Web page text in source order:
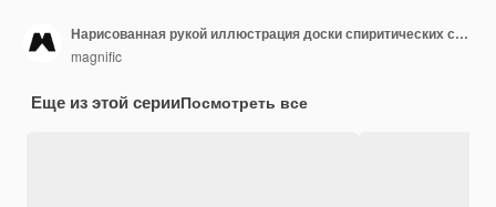
Нарисованная рукой иллюстрация доски спиритических сеансов
magnific
Еще из этой серииПосмотреть все